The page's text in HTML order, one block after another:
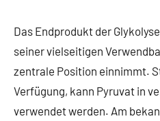
Das Endprodukt der
seiner vielseitigen
zentrale Position einnimmt.
Verfügung, kann Pyruvat in
verwendet werden. Am